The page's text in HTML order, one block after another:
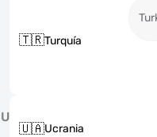
🇹🇷Turquía
U
🇺🇦Ucrania